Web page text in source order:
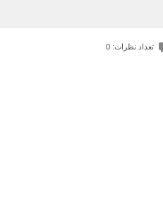
تعداد نظرات: 0